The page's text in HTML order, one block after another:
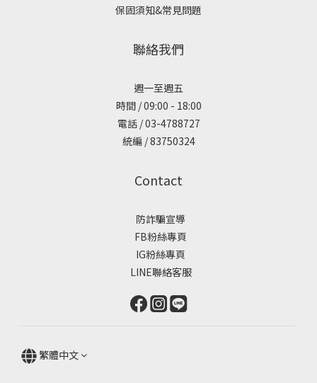
保固須知&常見問題
聯絡我們
週一至週五
時間 / 09:00 - 18:00
電話 / 03-4788727
統編 / 83750324
Contact
防詐騙宣導
FB粉絲專頁
IG粉絲專頁
LINE聯絡客服
繁體中文